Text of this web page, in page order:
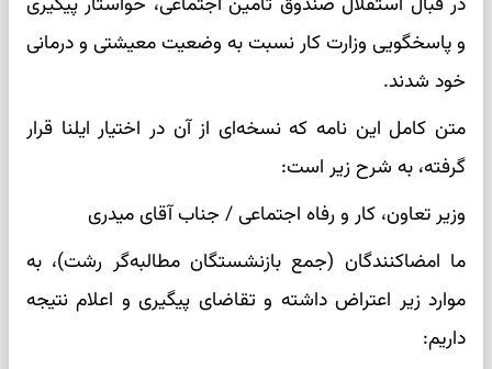
و پاسخگویی وزارت کار نسبت به وضعیت معیشتی و درمانی
خود شدند.
متن کامل این نامه که نسخه‌ای از آن در اختیار ایلنا قرار
گرفته، به شرح زیر است:
وزیر تعاون، کار و رفاه اجتماعی / جناب آقای میدری
ما امضاکنندگان (جمع بازنشستگان مطالبه‌گر رشت)، به
موارد زیر اعتراض داشته و تقاضای پیگیری و اعلام نتیجه
داریم: